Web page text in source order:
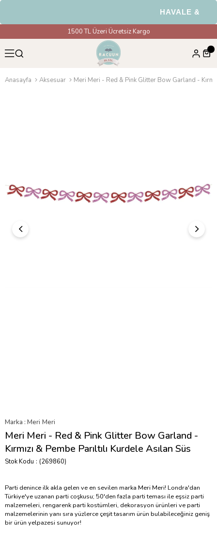
HAVALE &
1500 TL Üzeri Ücretsiz Kargo
Anasayfa Aksesuar
Marka : Meri Meri
Meri Meri - Red & Pink Glitter Bow Garland -
Kırmızı & Pembe Parıltılı Kurdele Asılan Süs
Stok Kodu (269860)
Parti denince ilk akla gelen ve en sevilen marka Meri Meri! Londra'dan
Türkiye'ye uzanan parti coşkusu; 50'den fazla parti teması ile eşsiz parti
malzemeleri, rengarenk parti kostümleri, dekorasyon ürünleri ve parti
malzemelerinin yanı sıra yüzlerce çeşit tasarım ürün bulabileceğiniz geniş
bir ürün yelpazesi sunuyor!